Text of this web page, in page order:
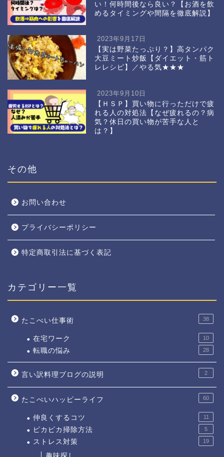
い！何時間後なら良い？【お酒を飲
めるタイミングや間隔を徹底解説】
2023年9月17日
【実は野菜たっぷり？】高タンパク
大豆ミート炒飯【ダイエット・筋ト
レレシピ】／やる気★★★
2023年9月10日
【ＨＳＰ】買い物に行っただけで疲
れる人の対処法【なぜ疲れるの？病
気？休日の買い物が苦手な人と
は？】
その他
お問い合わせ
プライバシーポリシー
特定商取引法に基づく表記
カテゴリー一覧
たこべい仕事術 38
在宅ワーク 10
転職の悩み 28
言い訳料理ブログの説明 2
たこべいハッピーライフ 60
仲良くするコツ 11
ピカピカ掃除方法 5
ストレス対策 19